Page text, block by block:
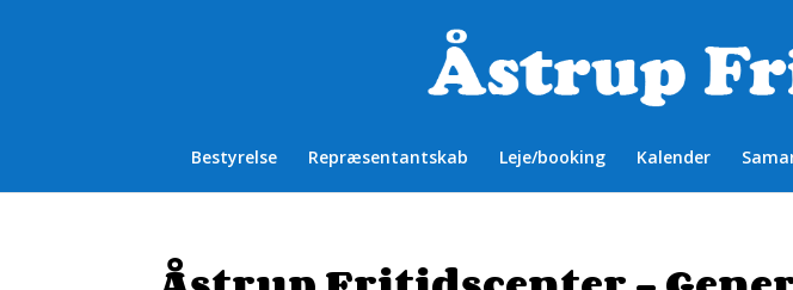
Bestyrelse Repræsentantskab Leje/booking Kalender